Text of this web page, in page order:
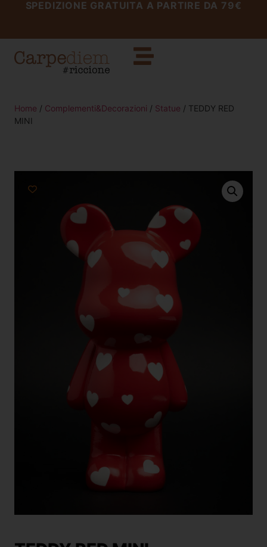
SPEDIZIONE GRATUITA A PARTIRE DA 79€
Home / Complementi&Decorazioni / Statue / TEDDY RED
MINI